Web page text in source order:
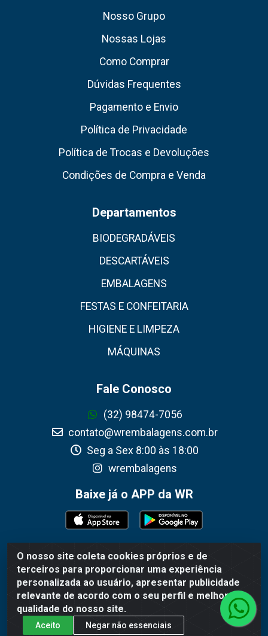
O nosso site coleta cookies próprios e de
terceiros para proporcionar uma experiência
personalizada ao usuário, apresentar publicidade
relevante de acordo com o seu perfil e melhorar a
qualidade do nosso site.
Aceito Negar não essenciais
Nosso Grupo
Nossas Lojas
Como Comprar
Dúvidas Frequentes
Pagamento e Envio
Política de Privacidade
Política de Trocas e Devoluções
Condições de Compra e Venda
Departamentos
BIODEGRADÁVEIS
DESCARTÁVEIS
EMBALAGENS
FESTAS E CONFEITARIA
HIGIENE E LIMPEZA
MÁQUINAS
Fale Conosco
(32) 98474-7056
contato@wrembalagens.com.br
Seg a Sex 8:00 às 18:00
wrembalagens
Baixe já o APP da WR
WR Embalagens - R. Cel. Teodoro Gomes de Araújo, 1360 -
Grogotó - Barbacena / MG - CEP 36202-628 - CNPJ
02.692.206/0001-55